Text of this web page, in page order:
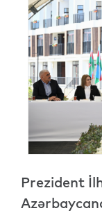
Prezident